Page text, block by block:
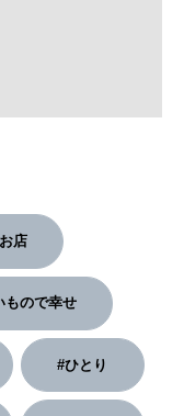
に。韓国」
の教科書。」
2026」
開運術。」
店
もので幸せ
#ひとり